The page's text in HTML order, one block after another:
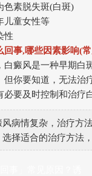
素脱失斑(白斑)
童女性等
性
事,哪些因素影响(
白癜风是一种早期白
但你要知道，无法治
要及时控制和治疗
风病情复杂，治疗方
择适合的治疗方法，